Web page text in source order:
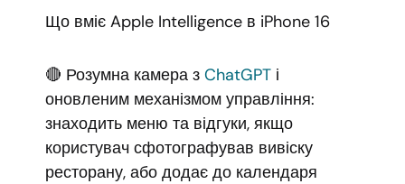
Що вміє Apple Intelligence в iPhone 16
🔴 Розумна камера з ChatGPT і
оновленим механізмом управління:
знаходить меню та відгуки, якщо
користувач сфотографував вивіску
ресторану, або додає до календаря